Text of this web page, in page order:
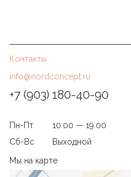
Контакты
info@nordconcept.ru
+7 (903) 180-40-90
Пн-Пт
10:00 — 19.00
Сб-Вс
Выходной
Мы на карте